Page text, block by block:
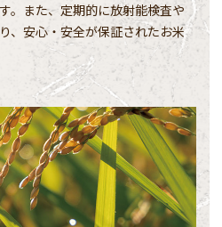
。また、定期的に放射能検査や
、安心・安全が保証されたお米